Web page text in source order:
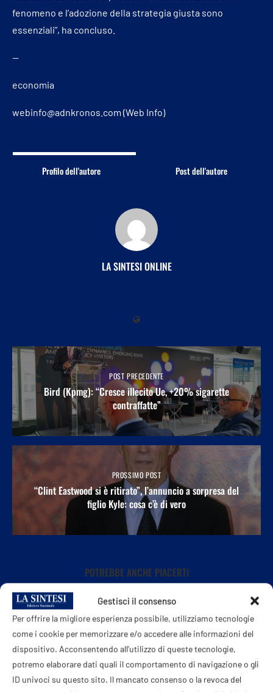
Gestisci il consenso
Per offrire la migliore esperienza possibile, utilizziamo tecnologie
come i cookie per memorizzare e/o accedere alle informazioni del
dispositivo. Acconsentendo all'utilizzo di queste tecnologie,
potremo elaborare dati quali il comportamento di navigazione o gli
ID univoci su questo sito. Il mancato consenso o la revoca del
fenomeno e l’adozione della strategia giusta sono
essenziali”, ha concluso.
—
economia
webinfo@adnkronos.com (Web Info)
Profilo dell'autore Post dell'autore
LA SINTESI ONLINE
POST PRECEDENTE
Bird (Kpmg): “Cresce illecito Ue, +20% sigarette
contraffatte”
PROSSIMO POST
“Clint Eastwood si è ritirato”, l’annuncio a sorpresa del
figlio Kyle: cosa c’è di vero
POTREBBE ANCHE PIACERTI